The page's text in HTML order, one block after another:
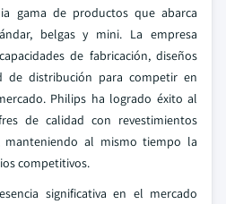
gama de productos que abarca
belgas y mini. La empresa
de fabricación, diseños
de distribución para competir en
Philips ha logrado éxito al
de calidad con revestimientos
manteniendo al mismo tiempo la
competitivos.
significativa en el mercado